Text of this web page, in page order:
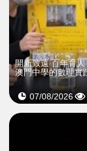
開新致遠 百年育人
澳門中學的數理實
07/08/2026